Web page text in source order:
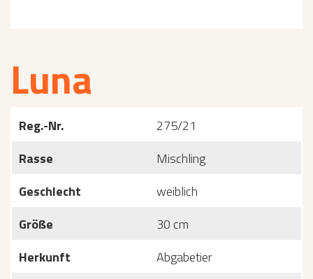
Luna
Reg.-Nr.
275/21
Rasse
Mischling
Geschlecht
weiblich
Größe
30 cm
Herkunft
Abgabetier